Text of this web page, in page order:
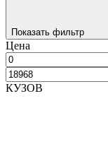
Показать фильтр
Цена
КУЗОВ